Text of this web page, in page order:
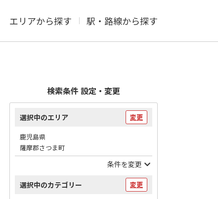
エリアから探す 駅・路線から探す
検索条件 設定・変更
選択中のエリア 変更
鹿児島県
薩摩郡さつま町
条件を変更
選択中のカテゴリー 変更